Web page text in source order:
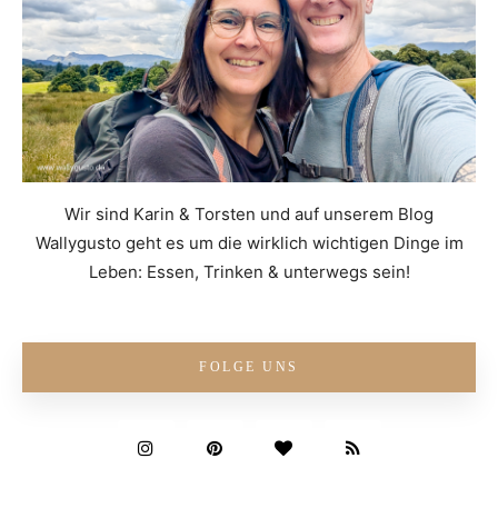
Wir sind Karin & Torsten und auf unserem Blog
Wallygusto geht es um die wirklich wichtigen Dinge im
Leben: Essen, Trinken & unterwegs sein!
FOLGE UNS